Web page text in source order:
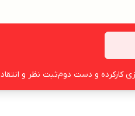
کارکرده و دست دومثبت نظر و انتقاد